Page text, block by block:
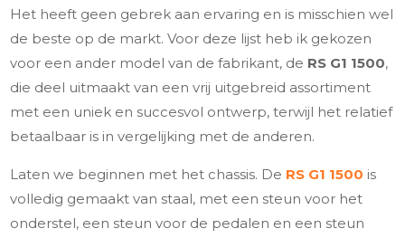
Het heeft geen gebrek aan ervaring en is misschien wel
de beste op de markt. Voor deze lijst heb ik gekozen
voor een ander model van de fabrikant, de RS G1 1500,
die deel uitmaakt van een vrij uitgebreid assortiment
met een uniek en succesvol ontwerp, terwijl het relatief
betaalbaar is in vergelijking met de anderen.
Laten we beginnen met het chassis. De RS G1 1500 is
volledig gemaakt van staal, met een steun voor het
onderstel, een steun voor de pedalen en een steun